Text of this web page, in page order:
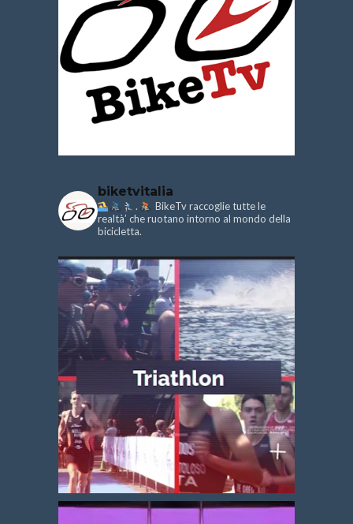
biketvitalia
.
BikeTv raccoglie tutte le
realtà’ che ruotano intorno al mondo della
bicicletta.